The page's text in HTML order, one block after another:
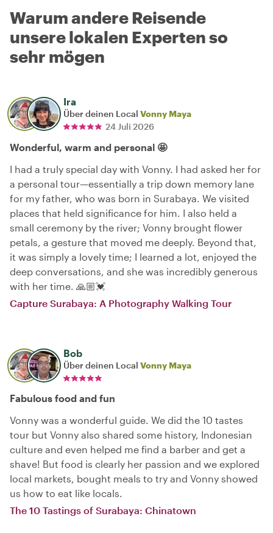
Warum andere Reisende
unsere lokalen Experten so
sehr mögen
Ira
Über deinen Local Vonny Maya
24 Juli 2026
Wonderful, warm and personal 🤩
I had a truly special day with Vonny. I had asked her for
a personal tour—essentially a trip down memory lane
for my father, who was born in Surabaya. We visited
places that held significance for him. I also held a
small ceremony by the river; Vonny brought flower
petals, a gesture that moved me deeply. Beyond that,
it was simply a lovely time; I learned a lot, enjoyed the
deep conversations, and she was incredibly generous
with her time. 🙏🏼💓
Capture Surabaya: A Photography Walking Tour
Bob
Über deinen Local Vonny Maya
Fabulous food and fun
Vonny was a wonderful guide. We did the 10 tastes
tour but Vonny also shared some history, Indonesian
culture and even helped me find a barber and get a
shave! But food is clearly her passion and we explored
local markets, bought meals to try and Vonny showed
us how to eat like locals.
The 10 Tastings of Surabaya: Chinatown